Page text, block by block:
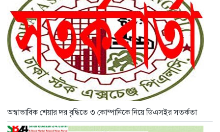
অস্বাভাবিক শেয়ার দর বৃদ্ধিতে ৩ কোম্পানিকে নিয়ে ডিএসইর সতর্কতা